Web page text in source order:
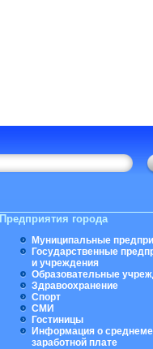
Предприятия города
Муниципальные
Государственные
и учреждения
Образовательные
Здравоохранение
Спорт
СМИ
Гостиницы
Информация о
заработной плате